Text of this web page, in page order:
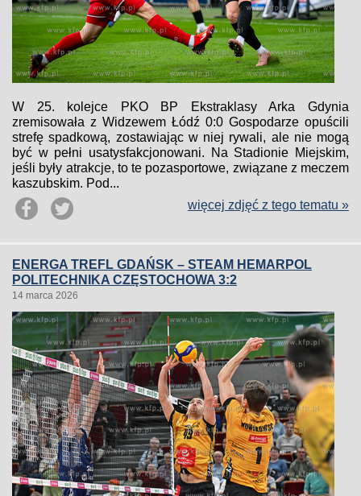
W 25. kolejce PKO BP Ekstraklasy Arka Gdynia
zremisowała z Widzewem Łódź 0:0 Gospodarze opuścili
strefę spadkową, zostawiając w niej rywali, ale nie mogą
być w pełni usatysfakcjonowani. Na Stadionie Miejskim,
jeśli były atrakcje, to te pozasportowe, związane z meczem
kaszubskim. Pod...
więcej zdjęć z tego tematu »
ENERGA TREFL GDAŃSK – STEAM HEMARPOL
POLITECHNIKA CZĘSTOCHOWA 3:2
14 marca 2026